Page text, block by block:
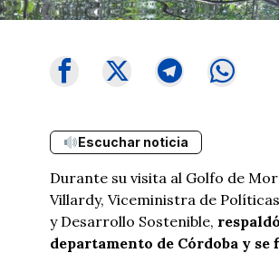
Escuchar noticia
Durante su visita al Golfo de
Villardy, Viceministra de
y Desarrollo Sostenible,
departamento de Córdoba y